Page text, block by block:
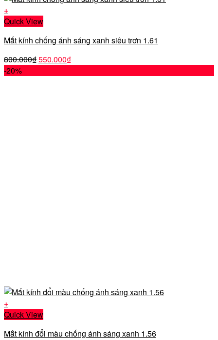
+
Quick View
Mắt kính chống ánh sáng xanh siêu trơn 1.61
800.000₫Giá
550.000₫Giá
-20%
+
Quick View
Mắt kính đổi màu chống ánh sáng xanh 1.56